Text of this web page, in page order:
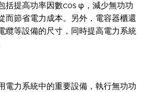
括提高功率因數cos φ，減少無功功
而節省電力成本。另外，電容器櫃還
纜等設備的尺寸，同時提高電力系統
電力系統中的重要設備，執行無功功